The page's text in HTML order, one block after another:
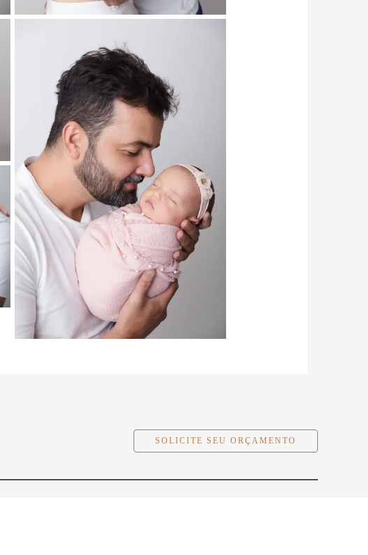
SOLICITE SEU ORÇAMENTO